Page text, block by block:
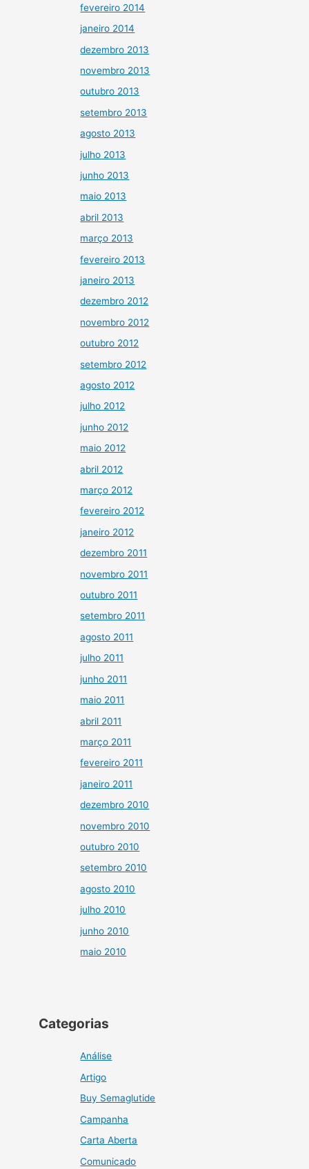
fevereiro 2014
janeiro 2014
dezembro 2013
novembro 2013
outubro 2013
setembro 2013
agosto 2013
julho 2013
junho 2013
maio 2013
abril 2013
março 2013
fevereiro 2013
janeiro 2013
dezembro 2012
novembro 2012
outubro 2012
setembro 2012
agosto 2012
julho 2012
junho 2012
maio 2012
abril 2012
março 2012
fevereiro 2012
janeiro 2012
dezembro 2011
novembro 2011
outubro 2011
setembro 2011
agosto 2011
julho 2011
junho 2011
maio 2011
abril 2011
março 2011
fevereiro 2011
janeiro 2011
dezembro 2010
novembro 2010
outubro 2010
setembro 2010
agosto 2010
julho 2010
junho 2010
maio 2010
Categorias
Análise
Artigo
Buy Semaglutide
Campanha
Carta Aberta
Comunicado